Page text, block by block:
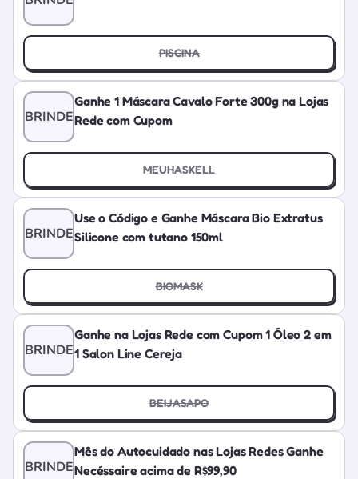
PISCINA
BRINDE
Ganhe 1 Máscara Cavalo Forte 300g na Lojas
Rede com Cupom
MEUHASKELL
BRINDE
Use o Código e Ganhe Máscara Bio Extratus
Silicone com tutano 150ml
BIOMASK
BRINDE
Ganhe na Lojas Rede com Cupom 1 Óleo 2 em
1 Salon Line Cereja
BEIJASAPO
BRINDE
Mês do Autocuidado nas Lojas Redes Ganhe
Necéssaire acima de R$99,90